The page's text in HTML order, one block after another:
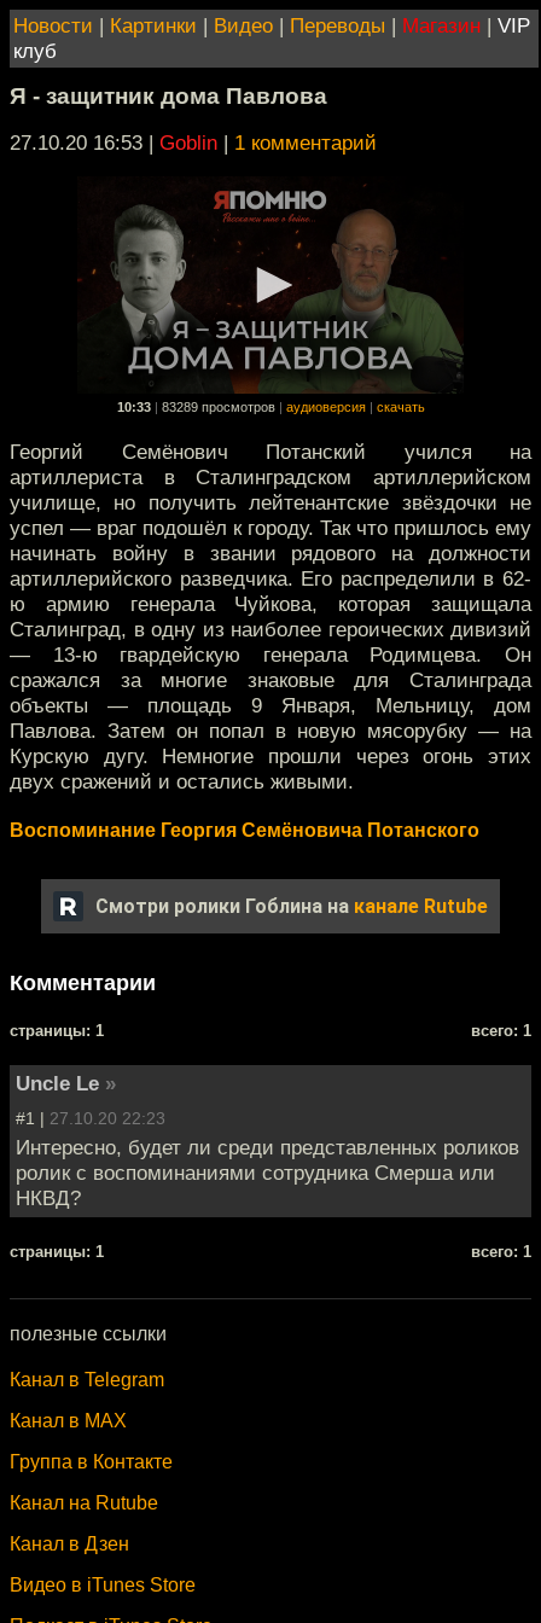
Новости | Картинки | Видео | Переводы | Магазин | VIP
клуб
Я - защитник дома Павлова
27.10.20 16:53 | Goblin | 1 комментарий
10:33 83289 просмотров аудиоверсия скачать
Георгий Семёнович Потанский учился на
артиллериста в Сталинградском артиллерийском
училище, но получить лейтенантские звёздочки не
успел — враг подошёл к городу. Так что пришлось ему
начинать войну в звании рядового на должности
артиллерийского разведчика. Его распределили в 62-
ю армию генерала Чуйкова, которая защищала
Сталинград, в одну из наиболее героических дивизий
— 13-ю гвардейскую генерала Родимцева. Он
сражался за многие знаковые для Сталинграда
объекты — площадь 9 Января, Мельницу, дом
Павлова. Затем он попал в новую мясорубку — на
Курскую дугу. Немногие прошли через огонь этих
двух сражений и остались живыми.
Воспоминание Георгия Семёновича Потанского
Смотри ролики Гоблина на канале Rutube
Комментарии
cтраницы: 1 всего: 1
Uncle Le »
#1 | 27.10.20 22:23
Интересно, будет ли среди представленных роликов
ролик с воспоминаниями сотрудника Смерша или
НКВД?
cтраницы: 1 всего: 1
полезные ссылки
Канал в Telegram
Канал в MAX
Группа в Контакте
Канал на Rutube
Канал в Дзен
Видео в iTunes Store